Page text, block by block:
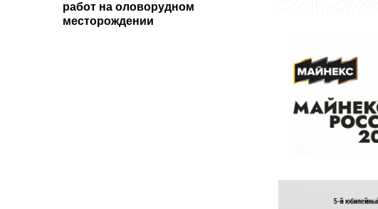
работ на оловорудном
месторождении